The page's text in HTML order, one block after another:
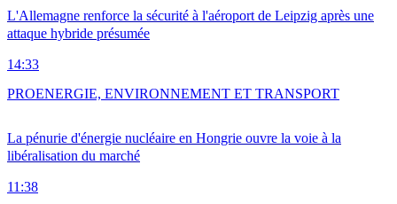
L'Allemagne renforce la sécurité à l'aéroport de Leipzig après une
attaque hybride présumée
14:33
La pénurie d'énergie nucléaire en Hongrie ouvre la voie à la
libéralisation du marché
11:38
PROENERGIE, ENVIRONNEMENT ET TRANSPORT